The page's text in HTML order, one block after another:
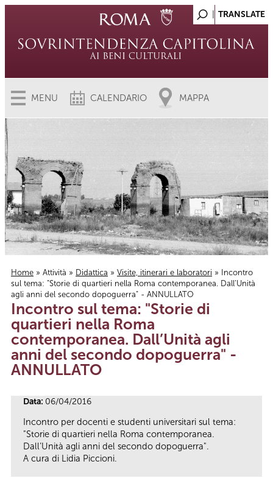
MENU CALENDARIO MAPPA
Tu sei qui
Home » Attività » Didattica » Visite, itinerari e laboratori » Incontro
sul tema: "Storie di quartieri nella Roma contemporanea. Dall’Unità
agli anni del secondo dopoguerra" - ANNULLATO
Incontro sul tema: "Storie di
quartieri nella Roma
contemporanea. Dall’Unità agli
anni del secondo dopoguerra" -
ANNULLATO
Data: 06/04/2016
Incontro per docenti e studenti universitari sul tema:
"Storie di quartieri nella Roma contemporanea.
Dall’Unità agli anni del secondo dopoguerra".
A cura di Lidia Piccioni.